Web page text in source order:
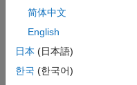
ctrl =
start(ctrl)
入力引数
简体中文
English
日本 (日本語)
한국 (한국어)